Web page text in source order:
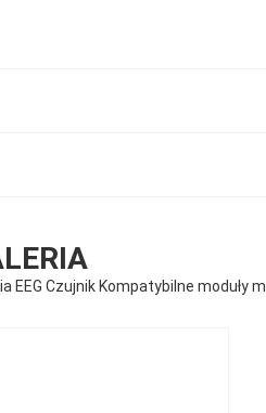
EEG Czujnik Kompatybilne moduły